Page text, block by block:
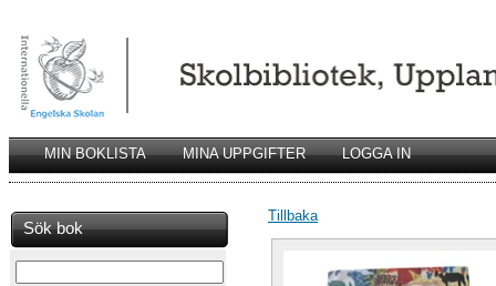
MIN BOKLISTA MINA UPPGIFTER LOGGA IN
Sök bok
Tillbaka